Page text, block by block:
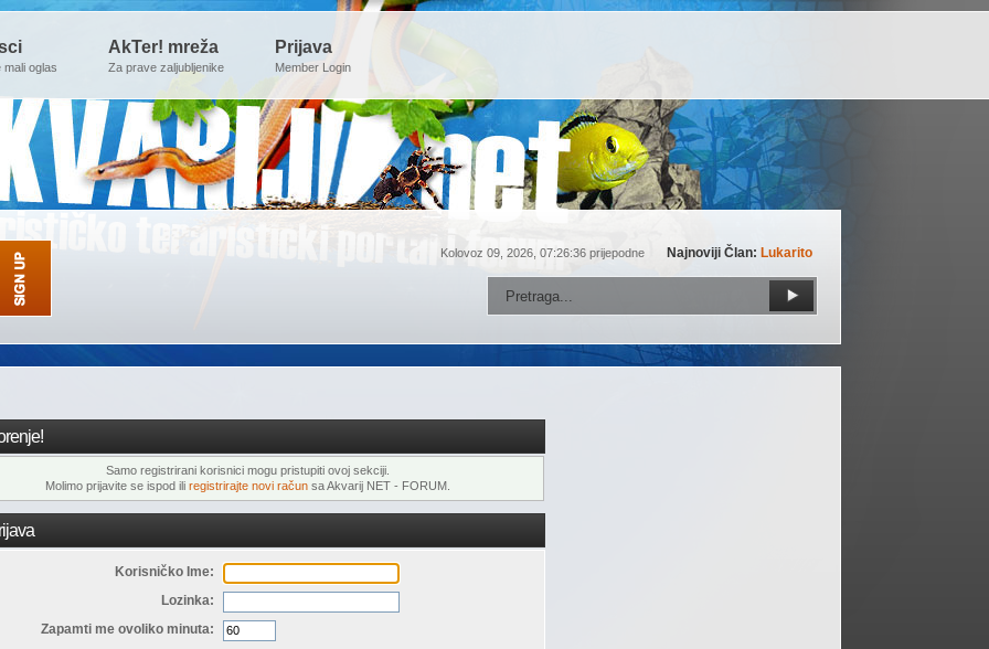
mali oglas
AkTer! mreža
Za prave zaljubljenike
Prijava
Member Login
Kolovoz 09, 2026, 07:26:36 prijepodne Najnoviji Član: Lukarito
Samo registrirani korisnici mogu pristupiti ovoj sekciji.
Molimo prijavite se ispod ili registrirajte novi računsa Akvarij NET - FORUM.
Korisničko Ime:
Lozinka:
Zapamti me ovoliko minuta: